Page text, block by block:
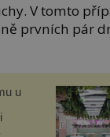
V tomto
prvních pár
u